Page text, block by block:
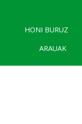
HONI BURUZ
ARAUAK